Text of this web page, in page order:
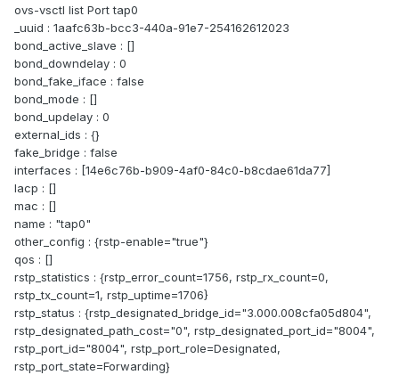
ovs-vsctl list Port tap0
_uuid : 1aafc63b-bcc3-440a-91e7-254162612023
bond_active_slave : []
bond_downdelay : 0
bond_fake_iface : false
bond_mode : []
bond_updelay : 0
external_ids : {}
fake_bridge : false
interfaces : [14e6c76b-b909-4af0-84c0-b8cdae61da77]
lacp : []
mac : []
name : "tap0"
other_config : {rstp-enable="true"}
qos : []
rstp_statistics : {rstp_error_count=1756, rstp_rx_count=0,
rstp_tx_count=1, rstp_uptime=1706}
rstp_status : {rstp_designated_bridge_id="3.000.008cfa05d804",
rstp_designated_path_cost="0", rstp_designated_port_id="8004",
rstp_port_id="8004", rstp_port_role=Designated,
rstp_port_state=Forwarding}